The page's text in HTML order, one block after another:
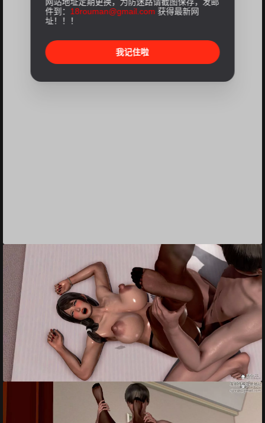
件到： 18rouman@gmail.com 获得最新网
址！！！
我记住啦